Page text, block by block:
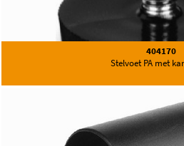
404170
Stelvoet PA met